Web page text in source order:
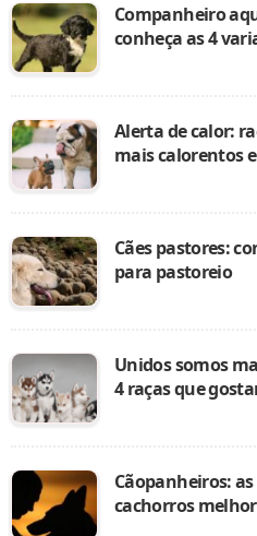
Companheiro
conheça as 4
Alerta de calor:
mais calorentos
Cães pastores:
para pastoreio
Unidos somos
4 raças que
Cãopanheiros:
cachorros